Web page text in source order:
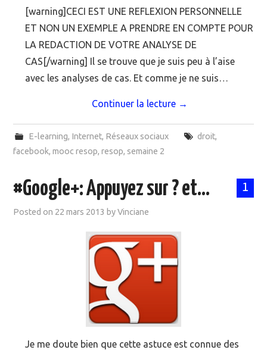
[warning]CECI EST UNE REFLEXION PERSONNELLE
ET NON UN EXEMPLE A PRENDRE EN COMPTE POUR
LA REDACTION DE VOTRE ANALYSE DE
CAS[/warning] Il se trouve que je suis peu à l’aise
avec les analyses de cas. Et comme je ne suis…
Continuer la lecture →
E-learning, Internet, Réseaux sociaux droit,
facebook,mooc resop,resop, semaine 2
1
#Google+: Appuyez sur ? et…
Posted on 22 mars 2013 byVinciane
Je me doute bien que cette astuce est connue des